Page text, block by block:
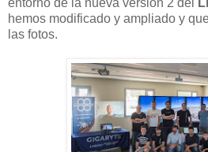
hemos modificado y ampliado y
las fotos.